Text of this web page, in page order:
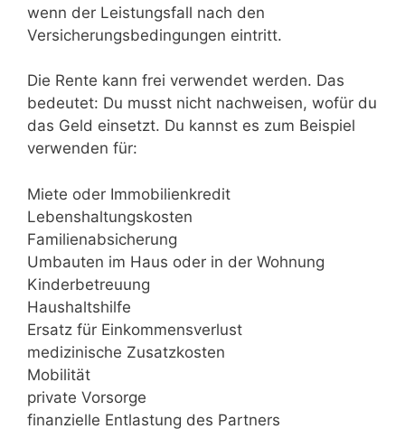
wenn der Leistungsfall nach den
Versicherungsbedingungen eintritt.
Die Rente kann frei verwendet werden. Das
bedeutet: Du musst nicht nachweisen, wofür du
das Geld einsetzt. Du kannst es zum Beispiel
verwenden für:
Miete oder Immobilienkredit
Lebenshaltungskosten
Familienabsicherung
Umbauten im Haus oder in der Wohnung
Kinderbetreuung
Haushaltshilfe
Ersatz für Einkommensverlust
medizinische Zusatzkosten
Mobilität
private Vorsorge
finanzielle Entlastung des Partners